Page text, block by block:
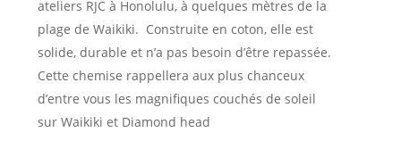
ateliers RJC à Honolulu, à quelques mètres de la
plage de Waikiki. Construite en coton, elle est
solide, durable et n’a pas besoin d’être repassée.
Cette chemise rappellera aux plus chanceux
d’entre vous les magnifiques couchés de soleil
sur Waikiki et Diamond head